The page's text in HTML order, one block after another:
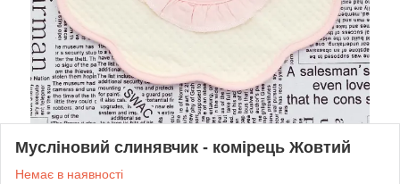
Мусліновий слинявчик - комірець Жовтий
Немає в наявності